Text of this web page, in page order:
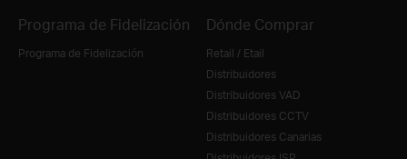
Programa de Fidelización
Programa de Fidelización
Dónde Comprar
Retail / Etail
Distribuidores
Distribuidores VAD
Distribuidores CCTV
Distribuidores Canarias